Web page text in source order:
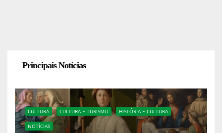
Principais Notícias
CULTURA CULTURA E TURISMO HISTÓRIA E CULTURA
NOTÍCIAS